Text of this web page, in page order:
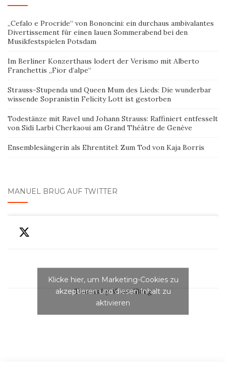
„Cefalo e Procride“ von Bononcini: ein durchaus ambivalantes
Divertissement für einen lauen Sommerabend bei den
Musikfestspielen Potsdam
Im Berliner Konzerthaus lodert der Verismo mit Alberto
Franchettis „Fior d’alpe“
Strauss-Stupenda und Queen Mum des Lieds: Die wunderbar
wissende Sopranistin Felicity Lott ist gestorben
Todestänze mit Ravel und Johann Strauss: Raffiniert entfesselt
von Sidi Larbi Cherkaoui am Grand Théâtre de Genève
Ensemblesängerin als Ehrentitel: Zum Tod von Kaja Borris
MANUEL BRUG AUF TWITTER
Tweets by ManuelBrug
Klicke hier, um Marketing-Cookies zu
akzeptieren und diesen Inhalt zu
aktivieren